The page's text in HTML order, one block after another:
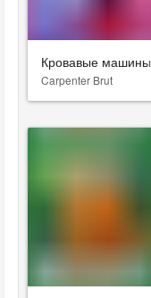
Кровавые машины
Carpenter Brut